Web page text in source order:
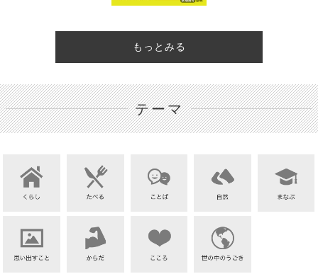
もっとみる
テーマ